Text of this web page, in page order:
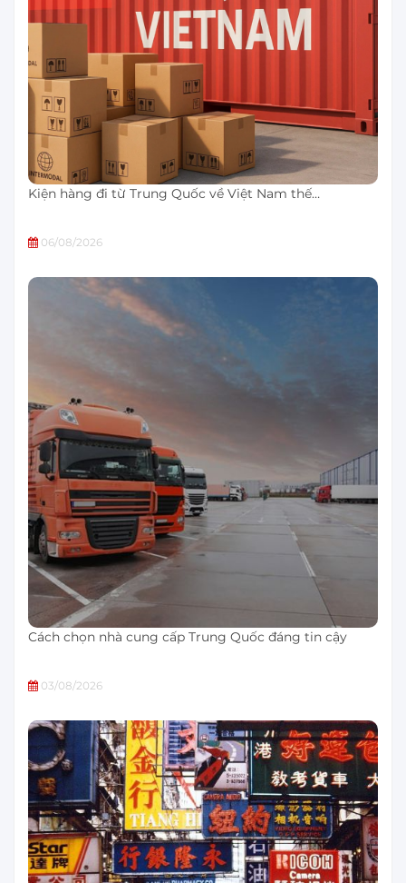
Kiện hàng đi từ Trung Quốc về Việt Nam thế…
06/08/2026
Cách chọn nhà cung cấp Trung Quốc đáng tin cậy
03/08/2026